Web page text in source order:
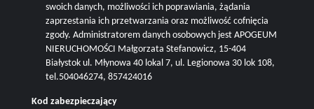
swoich danych, możliwości ich poprawiania, żądania
zaprzestania ich przetwarzania oraz możliwość cofnięcia
zgody. Administratorem danych osobowych jest APOGEUM
NIERUCHOMOŚCI Małgorzata Stefanowicz, 15-404
Białystok ul. Młynowa 40 lokal 7, ul. Legionowa 30 lok 108,
tel.504046274, 857424016
Kod zabezpieczający